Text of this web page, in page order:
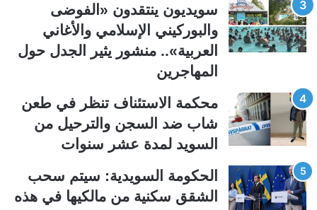
ق
ة
ي
ة
سويديون ينتقدون «الفوضى
والبوركيني الإسلامي والأغاني
العربية».. منشور يثير الجدل حول
المهاجرين
محكمة الاستئناف تنظر في طعن
شاب ضد السجن والترحيل من
السويد لمدة عشر سنوات
الحكومة السويدية: سيتم سحب
الشقق سكنية من مالكيها في هذه